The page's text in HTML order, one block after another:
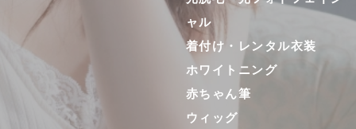
ャル
着付け・レンタル衣装
ホワイトニング
赤ちゃん筆
ウィッグ